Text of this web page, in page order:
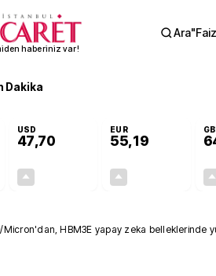
haberiniz var!
Ara"
Dakika
USD
47,70
EUR
55,19
/Micron'dan, HBM3E yapay zeka belleklerinde